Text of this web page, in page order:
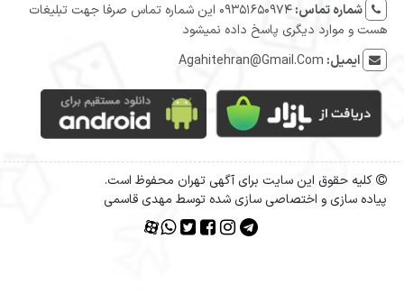
شماره تماس:
09351650974 این شماره تماس صرفا جهت تبلیغات
هست و موارد دیگری پاسخ داده نمیشود
ایمیل: Agahitehran@Gmail.Com
کلیه حقوق این سایت برای آگهی تهران محفوظ است.
پیاده سازی و اختصاصی سازی شده توسط مهدی قاسمی